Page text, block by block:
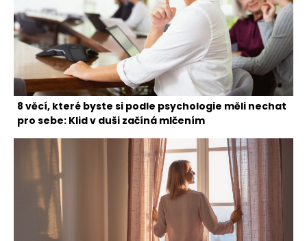
8 věcí, které byste si podle psychologie měli nechat
pro sebe: Klid v duši začíná mlčením